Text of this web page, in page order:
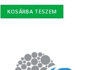
KOSÁRBA TESZEM